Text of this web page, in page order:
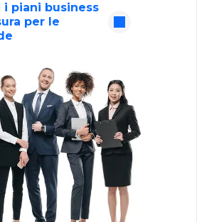
i piani business
per le